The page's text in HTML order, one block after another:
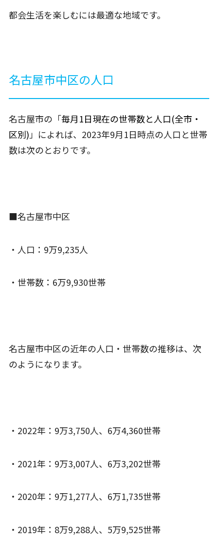
都会生活を楽しむには最適な地域です。
名古屋市中区の人口
名古屋市の「毎月1日現在の世帯数と人口(全市・
区別) 」によれば、2023年9月1日時点の人口と世帯
数は次のとおりです。
■名古屋市中区
・人口：9万9,235人
・世帯数：6万9,930世帯
名古屋市中区の近年の人口・世帯数の推移は、次
のようになります。
・2022年：9万3,750人、6万4,360世帯
・2021年：9万3,007人、6万3,202世帯
・2020年：9万1,277人、6万1,735世帯
・2019年：8万9,288人、5万9,525世帯